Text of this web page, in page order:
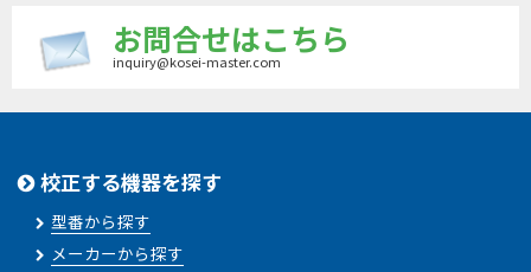
お問合せはこちら
inquiry@kosei-master.com
校正する機器を探す
型番から探す
メーカーから探す